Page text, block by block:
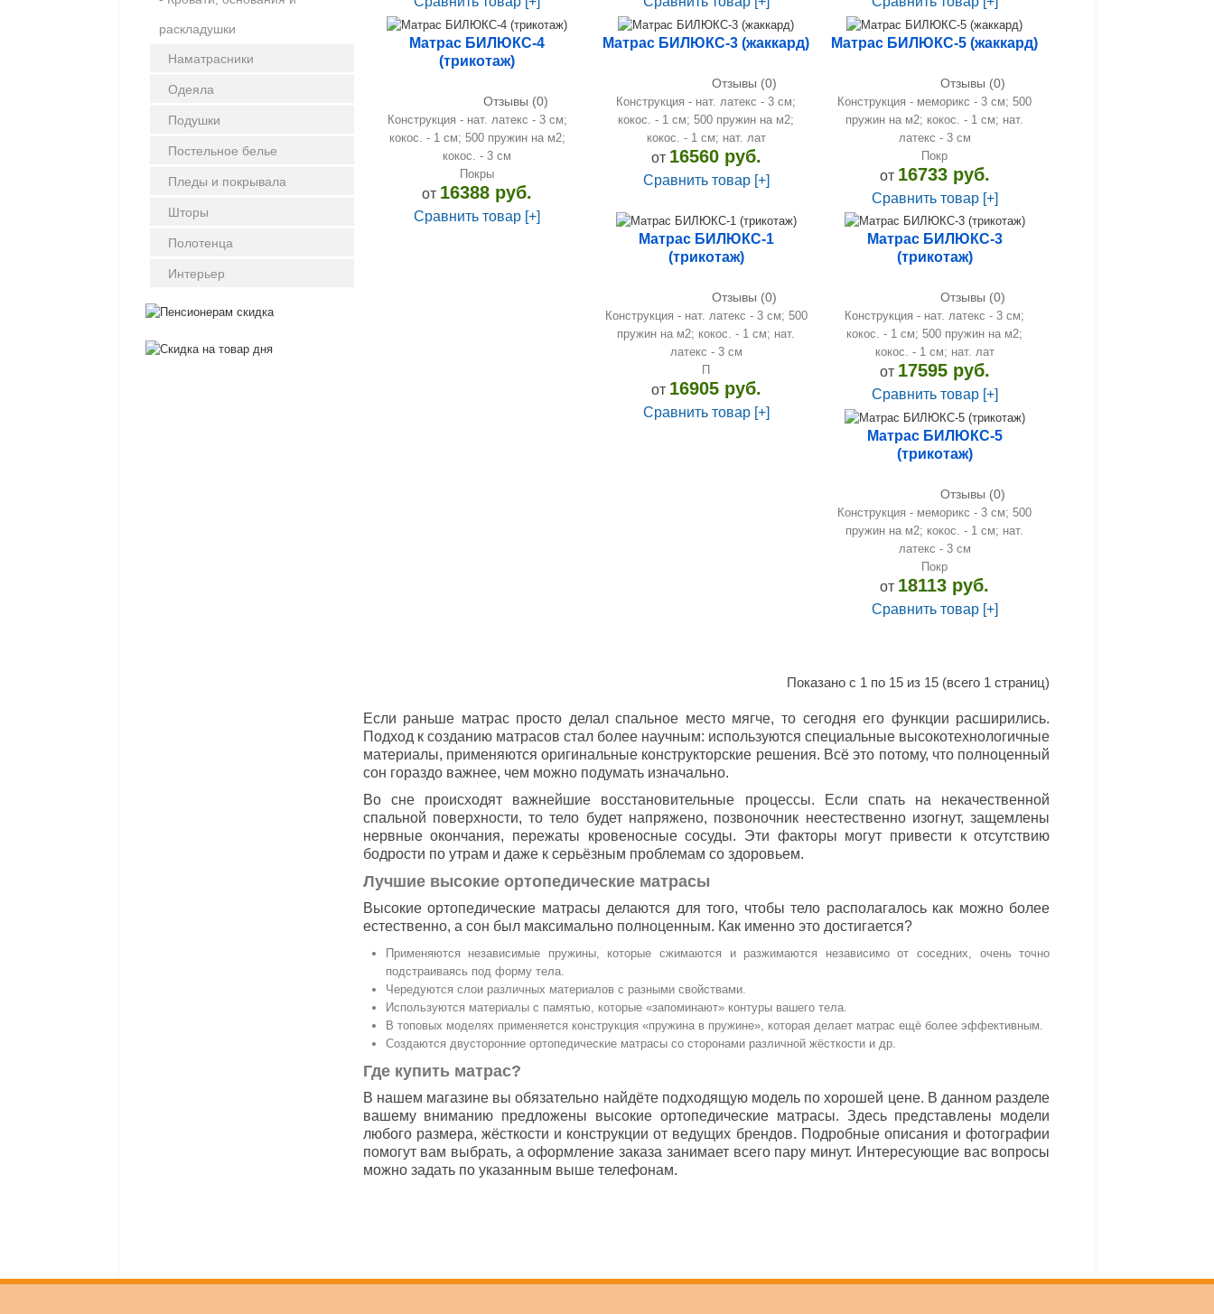
раскладушки
Наматрасники
Одеяла
Подушки
Постельное белье
Пледы и покрывала
Шторы
Полотенца
Интерьер
Матрас БИЛЮКС-4
(трикотаж)
Отзывы (0)
Конструкция - нат. латекс - 3 см;
кокос. - 1 см; 500 пружин на м2;
кокос. - 3 см
Покры
от 16388 руб.
Сравнить товар [+]
Матрас БИЛЮКС-3 (жаккард)
Отзывы (0)
Конструкция - нат. латекс - 3 см;
кокос. - 1 см; 500 пружин на м2;
кокос. - 1 см; нат. лат
от 16560 руб.
Сравнить товар [+]
Матрас БИЛЮКС-5 (жаккард)
Отзывы (0)
Конструкция - меморикс - 3 см; 500
пружин на м2; кокос. - 1 см; нат.
латекс - 3 см
Покр
от 16733 руб.
Сравнить товар [+]
Матрас БИЛЮКС-1
(трикотаж)
Отзывы (0)
Конструкция - нат. латекс - 3 см; 500
пружин на м2; кокос. - 1 см; нат.
латекс - 3 см
П
от 16905 руб.
Сравнить товар [+]
Матрас БИЛЮКС-3
(трикотаж)
Отзывы (0)
Конструкция - нат. латекс - 3 см;
кокос. - 1 см; 500 пружин на м2;
кокос. - 1 см; нат. лат
от 17595 руб.
Сравнить товар [+]
Матрас БИЛЮКС-5
(трикотаж)
Отзывы (0)
Конструкция - меморикс - 3 см; 500
пружин на м2; кокос. - 1 см; нат.
латекс - 3 см
Покр
от 18113 руб.
Сравнить товар [+]
Показано с 1 по 15 из 15 (всего 1 страниц)
Если раньше матрас просто делал спальное место мягче, то сегодня его функции расширились.
Подход к созданию матрасов стал более научным: используются специальные высокотехнологичные
материалы, применяются оригинальные конструкторские решения. Всё это потому, что полноценный
сон гораздо важнее, чем можно подумать изначально.
Во сне происходят важнейшие восстановительные процессы. Если спать на некачественной
спальной поверхности, то тело будет напряжено, позвоночник неестественно изогнут, защемлены
нервные окончания, пережаты кровеносные сосуды. Эти факторы могут привести к отсутствию
бодрости по утрам и даже к серьёзным проблемам со здоровьем.
Лучшие высокие ортопедические матрасы
Высокие ортопедические матрасы делаются для того, чтобы тело располагалось как можно более
естественно, а сон был максимально полноценным. Как именно это достигается?
Применяются независимые пружины, которые сжимаются и разжимаются независимо от соседних, очень точно
подстраиваясь под форму тела.
Чередуются слои различных материалов с разными свойствами.
Используются материалы с памятью, которые «запоминают» контуры вашего тела.
В топовых моделях применяется конструкция «пружина в пружине», которая делает матрас ещё более эффективным.
Создаются двусторонние ортопедические матрасы со сторонами различной жёсткости и др.
Где купить матрас?
В нашем магазине вы обязательно найдёте подходящую модель по хорошей цене. В данном разделе
вашему вниманию предложены высокие ортопедические матрасы. Здесь представлены модели
любого размера, жёсткости и конструкции от ведущих брендов. Подробные описания и фотографии
помогут вам выбрать, а оформление заказа занимает всего пару минут. Интересующие вас вопросы
можно задать по указанным выше телефонам.